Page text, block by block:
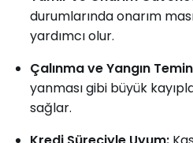
durumlarında onarım
yardımcı olur.
Çalınma ve Yangın
yanması gibi büyük
sağlar.